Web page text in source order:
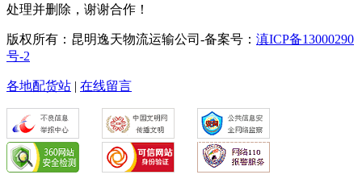
处理并删除，谢谢合作！
版权所有：昆明逸天物流运输公司-备案号： 滇ICP备13000290
号-2
各地配货站 | 在线留言